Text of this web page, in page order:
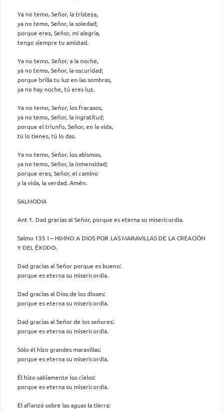
Ya no temo, Señor, la tristeza,
ya no temo, Señor, la soledad;
porque eres, Señor, mi alegría,
tengo siempre tu amistad.
Ya no temo, Señor, a la noche,
ya no temo, Señor, la oscuridad;
porque brilla tu luz en las sombras,
ya no hay noche, tú eres luz.
Ya no temo, Señor, los fracasos,
ya no temo, Señor, la ingratitud;
porque el triunfo, Señor, en la vida,
tú lo tienes, tú lo das.
Ya no temo, Señor, los abismos,
ya no temo, Señor, la inmensidad;
porque eres, Señor, el camino
y la vida, la verdad. Amén.
SALMODIA
Ant 1. Dad gracias al Señor, porque es eterna su misericordia.
Salmo 135 I – HIMNO A DIOS POR LAS MARAVILLAS DE LA CREACIÓN
Y DEL ÉXODO.
Dad gracias al Señor porque es bueno:
porque es eterna su misericordia.
Dad gracias al Dios de los dioses:
porque es eterna su misericordia.
Dad gracias al Señor de los señores:
porque es eterna su misericordia.
Sólo él hizo grandes maravillas:
porque es eterna su misericordia.
Él hizo sabiamente los cielos:
porque es eterna su misericordia.
El afianzó sobre las aguas la tierra: